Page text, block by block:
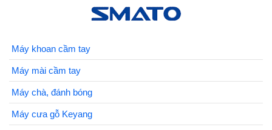
Máy khoan cầm tay
Máy mài cầm tay
Máy chà, đánh bóng
Máy cưa gỗ Keyang